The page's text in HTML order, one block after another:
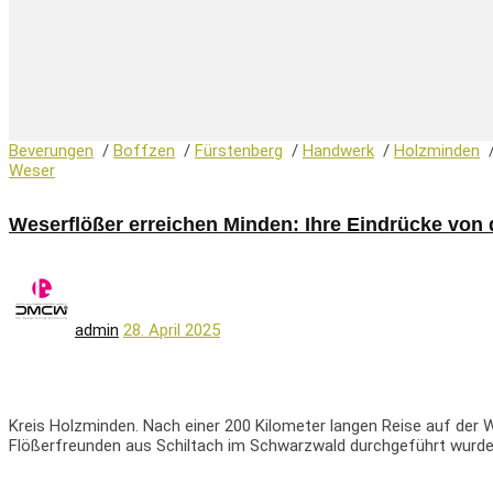
Beverungen / Boffzen / Fürstenberg / Handwerk / Holzminden
Weser
Weserflößer erreichen Minden: Ihre Eindrücke von
admin 28. April 2025
Kreis Holzminden. Nach einer 200 Kilometer langen Reise auf
Flößerfreunden aus Schiltach im Schwarzwald durchgeführt